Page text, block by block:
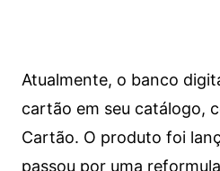
Atualmente, o banco
cartão em seu catálogo,
Cartão. O produto foi
passou por uma